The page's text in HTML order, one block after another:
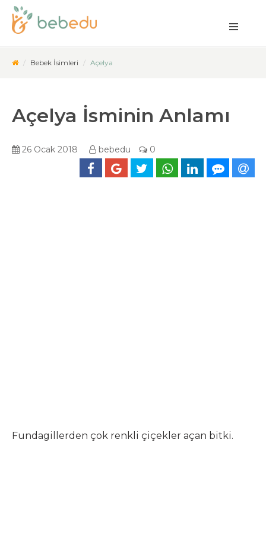
Bebek İsimleri Açelya
Açelya İsminin Anlamı
26 Ocak 2018 bebedu 0
Fundagillerden çok renkli çiçekler açan bitki.